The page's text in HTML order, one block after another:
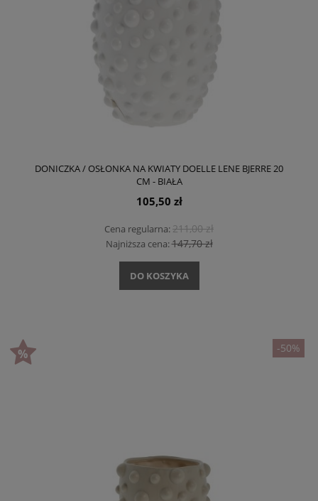
DONICZKA / OSŁONKA NA KWIATY DOELLE LENE BJERRE 20
CM - BIAŁA
105,50 zł
Cena regularna:211,00 zł
Najniższa cena:147,70 zł
DO KOSZYKA
-50%